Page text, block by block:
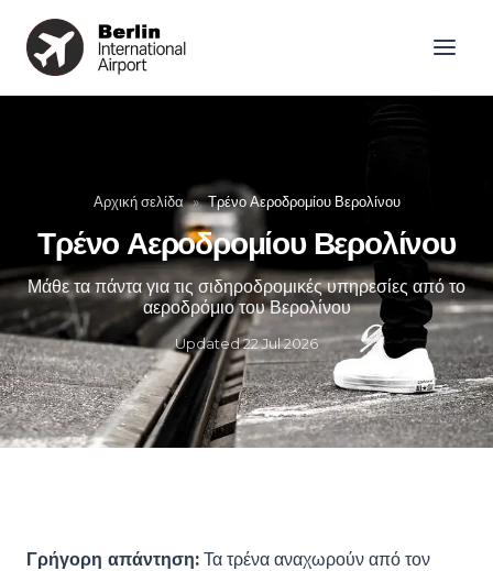
Αρχική σελίδα » Τρένο Αεροδρομίου Βερολίνου
Τρένο Αεροδρομίου Βερολίνου
Μάθε τα πάντα για τις σιδηροδρομικές υπηρεσίες από το
αεροδρόμιο του Βερολίνου
Updated22 Jul 2026
Γρήγορη απάντηση: Τα τρένα αναχωρούν από τον